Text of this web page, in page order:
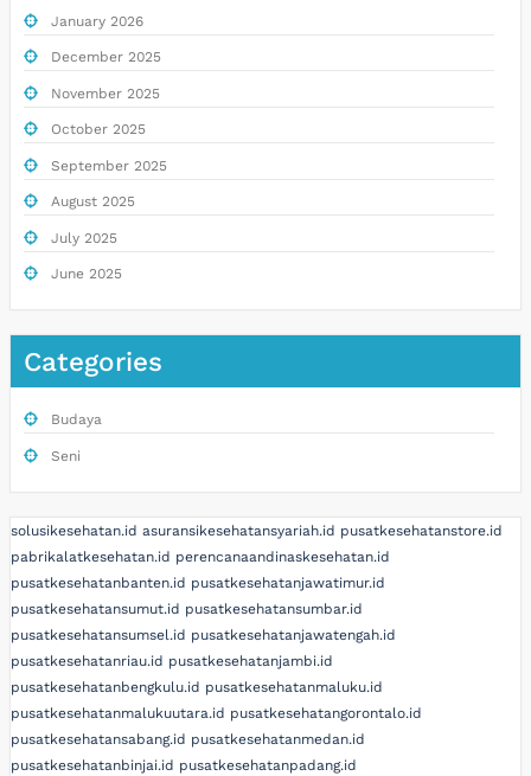
January 2026
December 2025
November 2025
October 2025
September 2025
August 2025
July 2025
June 2025
Categories
Budaya
Seni
solusikesehatan.id asuransikesehatansyariah.id pusatkesehatanstore.id
pabrikalatkesehatan.id perencanaandinaskesehatan.id
pusatkesehatanbanten.id pusatkesehatanjawatimur.id
pusatkesehatansumut.id pusatkesehatansumbar.id
pusatkesehatansumsel.id pusatkesehatanjawatengah.id
pusatkesehatanriau.id pusatkesehatanjambi.id
pusatkesehatanbengkulu.id pusatkesehatanmaluku.id
pusatkesehatanmalukuutara.id pusatkesehatangorontalo.id
pusatkesehatansabang.id pusatkesehatanmedan.id
pusatkesehatanbinjai.id pusatkesehatanpadang.id